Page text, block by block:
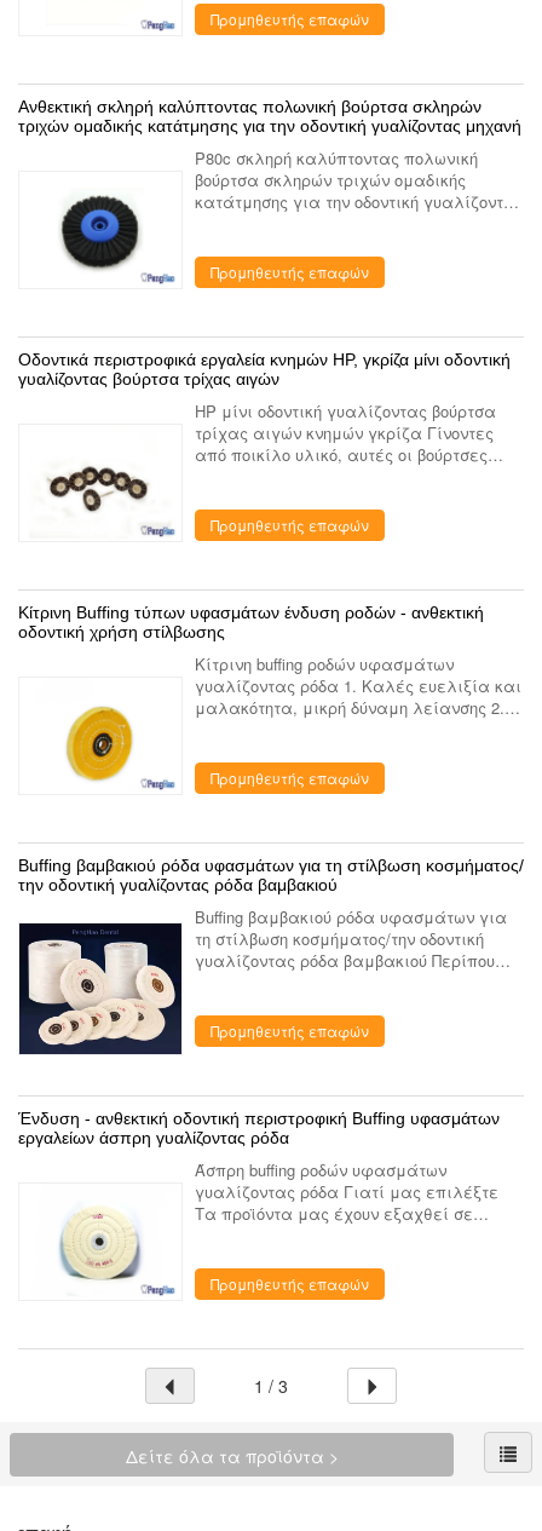
στην κατασκευή και το μάρκετινγκ του ο...
Προμηθευτής επαφών
Ανθεκτική σκληρή καλύπτοντας πολωνική βούρτσα σκληρών
τριχών ομαδικής κατάτμησης για την οδοντική γυαλίζοντας μηχανή
P80c σκληρή καλύπτοντας πολωνική
βούρτσα σκληρών τριχών ομαδικής
κατάτμησης για την οδοντική γυαλίζοντας
επιχείρηση που ειδικεύτηκε στην κατα...
Προμηθευτής επαφών
Οδοντικά περιστροφικά εργαλεία κνημών HP, γκρίζα μίνι οδοντική
γυαλίζοντας βούρτσα τρίχας αιγών
HP μίνι οδοντική γυαλίζοντας βούρτσα
τρίχας αιγών κνημών γκρίζα Γίνοντες
από ποικίλο υλικό, αυτές οι βούρτσες
λήξη κεραμικές, μέταλλο, νεφρ...
Προμηθευτής επαφών
Κίτρινη Buffing τύπων υφασμάτων ένδυση ροδών - ανθεκτική
οδοντική χρήση στίλβωσης
Κίτρινη buffing ροδών υφασμάτων
γυαλίζοντας ρόδα 1. Καλές ευελιξία και
μαλακότητα, μικρή δύναμη λείανσης 2.
ανθεκτική 4. Η ομοιόμορφη επιφάνεια
μετά ...
Προμηθευτής επαφών
Buffing βαμβακιού ρόδα υφασμάτων για τη στίλβωση κοσμήματος/
την οδοντική γυαλίζοντας ρόδα βαμβακιού
Buffing βαμβακιού ρόδα υφασμάτων για
τη στίλβωση κοσμήματος/την οδοντική
γυαλίζοντας ρόδα βαμβακιού Περίπου
ειδικεύτηκε στην κατασκευή και το ...
Προμηθευτής επαφών
Ένδυση - ανθεκτική οδοντική περιστροφική Buffing υφασμάτων
εργαλείων άσπρη γυαλίζοντας ρόδα
Άσπρη buffing ροδών υφασμάτων
γυαλίζοντας ρόδα Γιατί μας επιλέξτε
Τα προϊόντα μας έχουν εξαχθεί σε
έχει την άφθονη παράγοντας εμπειρία
στο οδον...
Προμηθευτής επαφών
1 / 3
Δείτε όλα τα προϊόντα >